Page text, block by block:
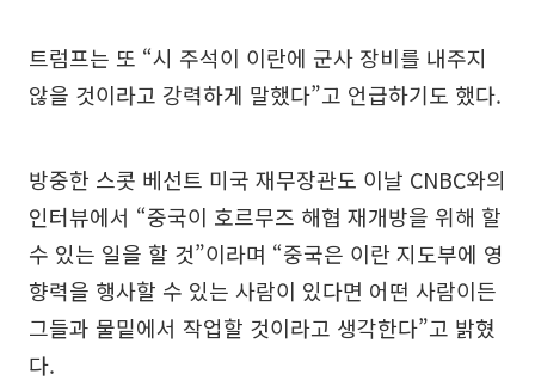
트럼프는 또 “시 주석이 이란에 군사 장비를 내주지
않을 것이라고 강력하게 말했다”고 언급하기도 했다.
방중한 스콧 베선트 미국 재무장관도 이날 CNBC와의
인터뷰에서 “중국이 호르무즈 해협 재개방을 위해 할
수 있는 일을 할 것”이라며 “중국은 이란 지도부에 영
향력을 행사할 수 있는 사람이 있다면 어떤 사람이든
그들과 물밑에서 작업할 것이라고 생각한다”고 밝혔
다.